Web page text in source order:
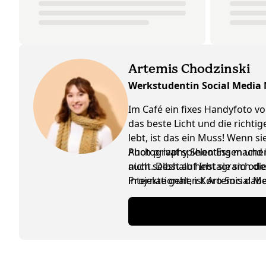
Artemis Chodzinski
Werkstudentin Social Media
Im Café ein fixes Handyfoto
das beste Licht und die
lebt, ist das ein Muss! Wenn
Photography Shooting
nicht. Deshalb hebt sie sich
internationalen Koro Social
Auch privat spielen Essen
auch selbst auf Instagram
Projekte geht, ist Artemis
ausgetauscht werden, ist das